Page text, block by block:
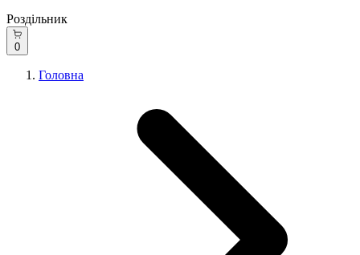
Роздільник
0
Головна